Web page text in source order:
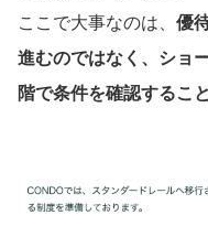
ここで大事なのは、 優
進むのではなく、ショ
階で条件を確認すること